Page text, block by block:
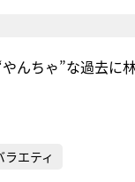
んちゃ”な過去に
ラエティ